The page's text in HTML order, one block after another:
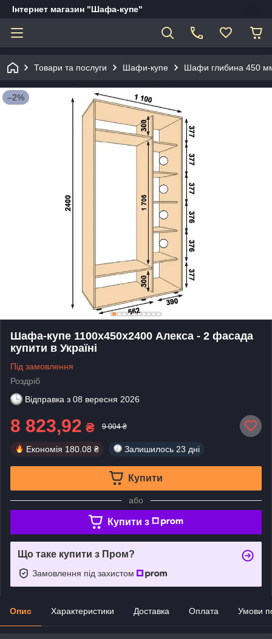
Інтернет магазин "Шафа-купе"
Товари та послуги Шафи-купе Шафи глибина 450
–2%
Шафа-купе 1100х450х2400 Алекса - 2 фасада
купити в Україні
Під замовлення
Роздріб
Відправка з 08 вересня 2026
8 823,92 ₴ 9 004 ₴
Економія 180.08 ₴ Залишилось 23 дні
Купити
або
Купити з
Що таке купити з Пром?
Замовлення під захистом
Опис Характеристики Доставка Оплата Умови